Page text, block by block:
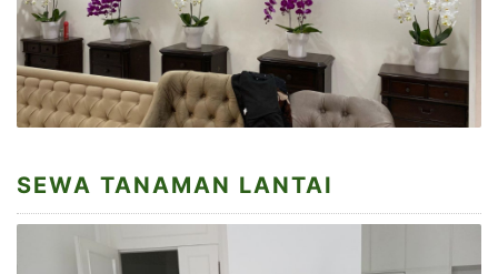
SEWA TANAMAN LANTAI